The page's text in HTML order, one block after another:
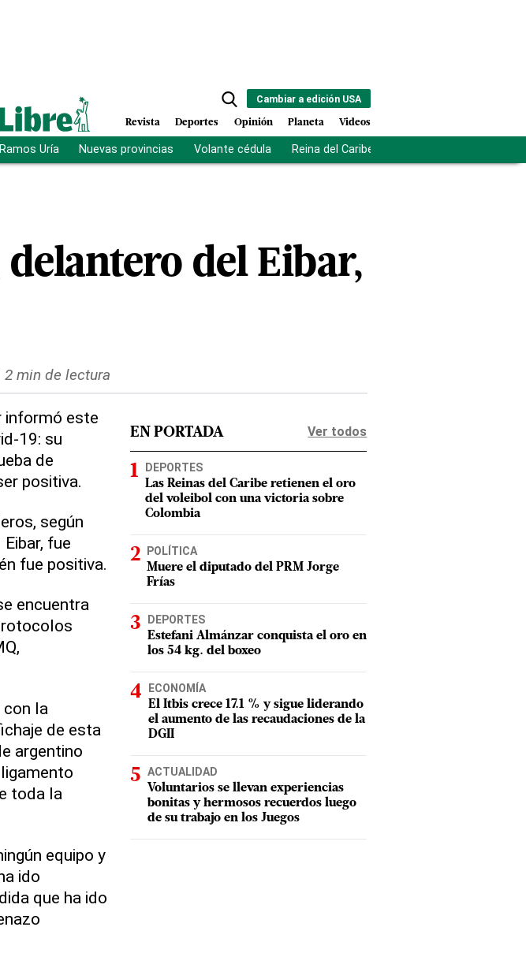
Cambiar a edición USA
Revista Deportes Opinión Planeta Videos
Uría Nuevas provincias Volante cédula Reina del Caribe
del Eibar,
2 min de lectura
informó este
19: su
de
positiva.
según
fue
fue positiva.
encuentra
con la
de esta
argentino
toda la
equipo y
ido
que ha ido
EN PORTADA Ver todos
DEPORTES
Las Reinas del Caribe retienen el oro
del voleibol con una victoria sobre
Colombia
POLÍTICA
Muere el diputado del PRM Jorge
Frías
DEPORTES
Estefani Almánzar conquista el oro en
los 54 kg. del boxeo
ECONOMÍA
El Itbis crece 17.1 % y sigue liderando
el aumento de las recaudaciones de la
DGII
ACTUALIDAD
Voluntarios se llevan experiencias
bonitas y hermosos recuerdos luego
de su trabajo en los Juegos